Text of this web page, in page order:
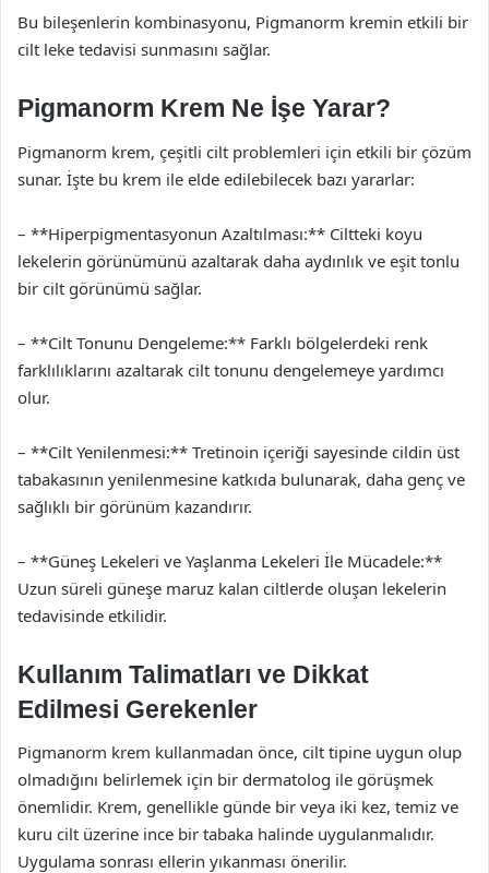
Bu bileşenlerin kombinasyonu, Pigmanorm kremin etkili bir
cilt leke tedavisi sunmasını sağlar.
Pigmanorm Krem Ne İşe Yarar?
Pigmanorm krem, çeşitli cilt problemleri için etkili bir çözüm
sunar. İşte bu krem ile elde edilebilecek bazı yararlar:
– **Hiperpigmentasyonun Azaltılması:** Ciltteki koyu
lekelerin görünümünü azaltarak daha aydınlık ve eşit tonlu
bir cilt görünümü sağlar.
– **Cilt Tonunu Dengeleme:** Farklı bölgelerdeki renk
farklılıklarını azaltarak cilt tonunu dengelemeye yardımcı
olur.
– **Cilt Yenilenmesi:** Tretinoin içeriği sayesinde cildin üst
tabakasının yenilenmesine katkıda bulunarak, daha genç ve
sağlıklı bir görünüm kazandırır.
– **Güneş Lekeleri ve Yaşlanma Lekeleri İle Mücadele:**
Uzun süreli güneşe maruz kalan ciltlerde oluşan lekelerin
tedavisinde etkilidir.
Kullanım Talimatları ve Dikkat
Edilmesi Gerekenler
Pigmanorm krem kullanmadan önce, cilt tipine uygun olup
olmadığını belirlemek için bir dermatolog ile görüşmek
önemlidir. Krem, genellikle günde bir veya iki kez, temiz ve
kuru cilt üzerine ince bir tabaka halinde uygulanmalıdır.
Uygulama sonrası ellerin yıkanması önerilir.